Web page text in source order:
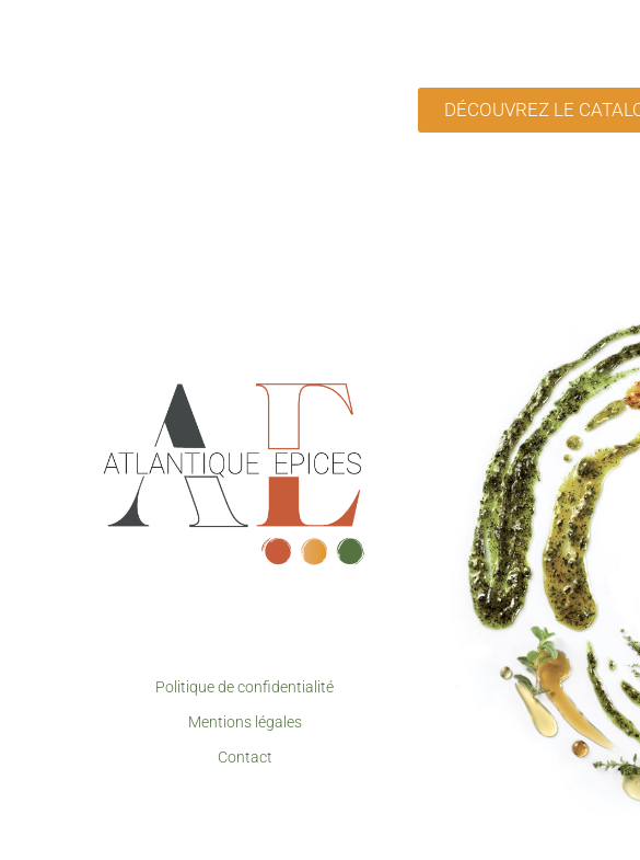
DÉCOUVREZ LE
Politique de confidentialité
Mentions légales
Contact